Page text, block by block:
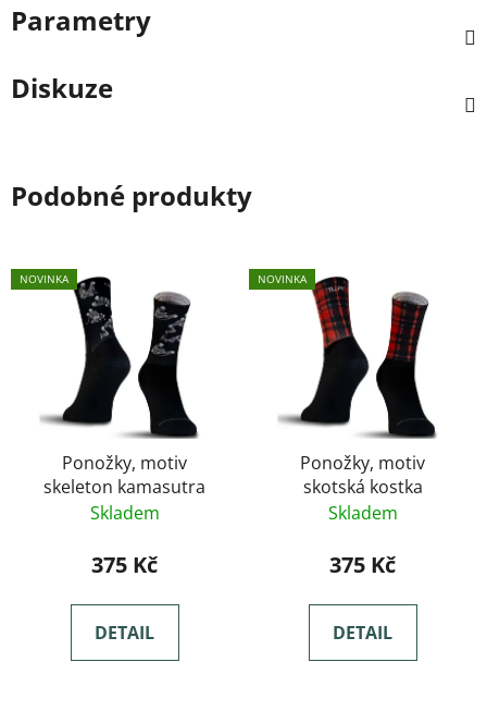
Parametry
Diskuze
Podobné produkty
NOVINKA
Ponožky, motiv
skeleton kamasutra
Skladem
375 Kč
DETAIL
NOVINKA
Ponožky, motiv
skotská kostka
Skladem
375 Kč
DETAIL